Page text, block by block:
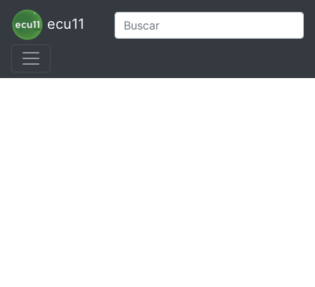
ecu11